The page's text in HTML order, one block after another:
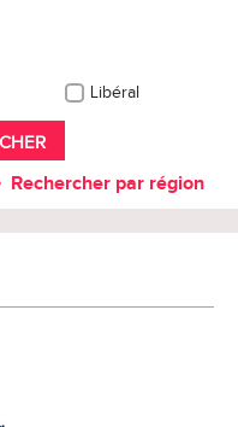
Libéral
Rechercher par région